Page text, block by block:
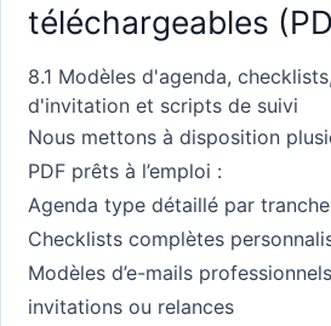
téléchargeables
8.1 Modèles d'agenda,
d'invitation et scripts de suivi
Nous mettons à disposition
PDF prêts à l’emploi :
Agenda type détaillé par
Checklists complètes
Modèles d’e-mails
invitations ou relances